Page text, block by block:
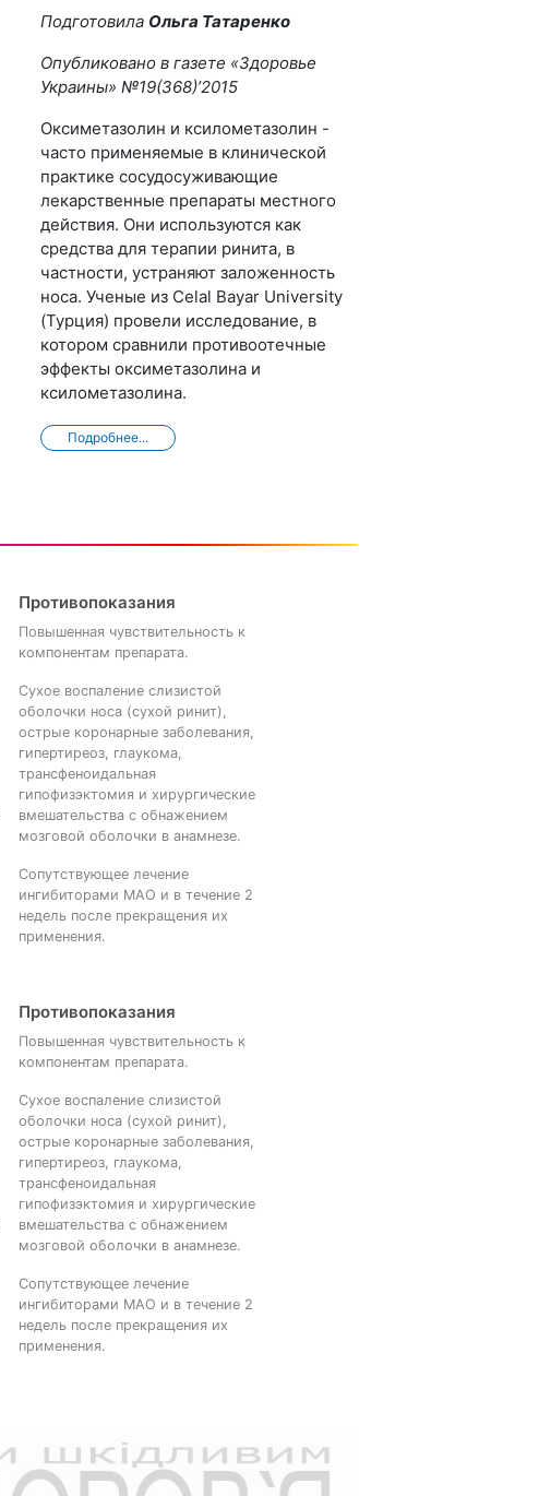
Подготовила Ольга Татаренко
Опубликовано в газете «Здоровье
Украины» №19(368)’2015
Оксиметазолин и ксилометазолин -
часто применяемые в клинической
практике сосудосуживающие
лекарственные препараты местного
действия. Они используются как
средства для терапии ринита, в
частности, устраняют заложенность
носа. Ученые из Celal Bayar University
(Турция) провели исследование, в
котором сравнили противоотечные
эффекты оксиметазолина и
ксилометазолина.
Подробнее...
Противопоказания
Повышенная чувствительность к
компонентам препарата.
Сухое воспаление слизистой
оболочки носа (сухой ринит),
острые коронарные заболевания,
гипертиреоз, глаукома,
трансфеноидальная
гипофизэктомия и хирургические
вмешательства с обнажением
мозговой оболочки в анамнезе.
Сопутствующее лечение
ингибиторами МАО и в течение 2
недель после прекращения их
применения.
Противопоказания
Повышенная чувствительность к
компонентам препарата.
Сухое воспаление слизистой
оболочки носа (сухой ринит),
острые коронарные заболевания,
гипертиреоз, глаукома,
трансфеноидальная
гипофизэктомия и хирургические
вмешательства с обнажением
мозговой оболочки в анамнезе.
Сопутствующее лечение
ингибиторами МАО и в течение 2
недель после прекращения их
применения.